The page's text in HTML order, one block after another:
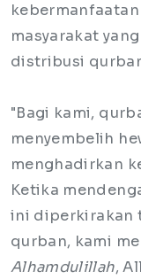
masyarakat
distribusi
"Bagi kami,
menyembelih
menghadirkan
Ketika
ini diperkirakan
qurban, kami
Alhamdulillah,